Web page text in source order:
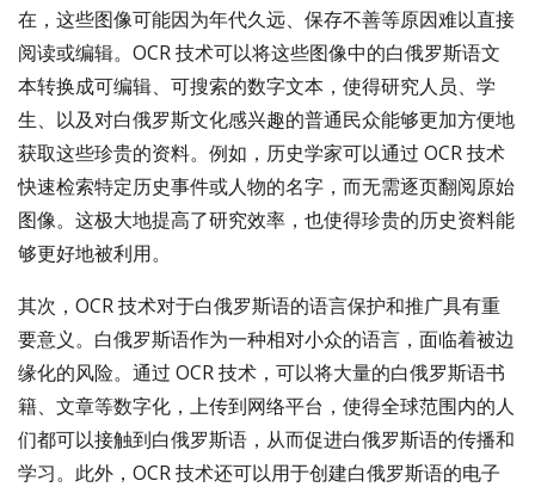
在，这些图像可能因为年代久远、保存不善等原因难以直接
阅读或编辑。OCR 技术可以将这些图像中的白俄罗斯语文
本转换成可编辑、可搜索的数字文本，使得研究人员、学
生、以及对白俄罗斯文化感兴趣的普通民众能够更加方便地
获取这些珍贵的资料。例如，历史学家可以通过 OCR 技术
快速检索特定历史事件或人物的名字，而无需逐页翻阅原始
图像。这极大地提高了研究效率，也使得珍贵的历史资料能
够更好地被利用。
其次，OCR 技术对于白俄罗斯语的语言保护和推广具有重
要意义。白俄罗斯语作为一种相对小众的语言，面临着被边
缘化的风险。通过 OCR 技术，可以将大量的白俄罗斯语书
籍、文章等数字化，上传到网络平台，使得全球范围内的人
们都可以接触到白俄罗斯语，从而促进白俄罗斯语的传播和
学习。此外，OCR 技术还可以用于创建白俄罗斯语的电子